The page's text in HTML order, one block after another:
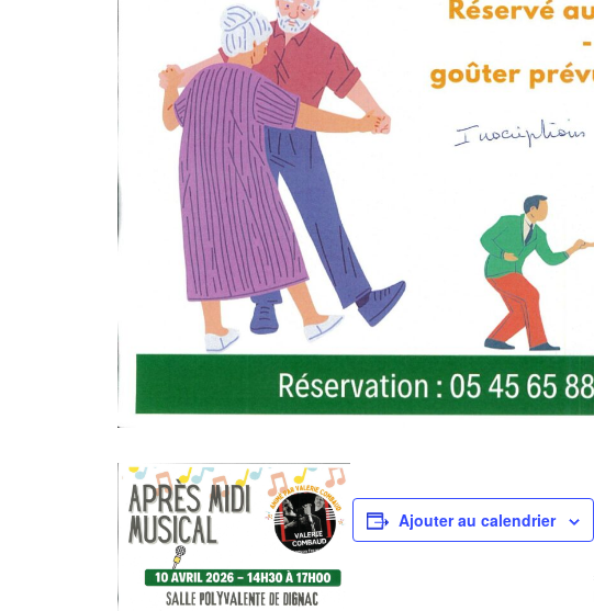
Ajouter au calendrier